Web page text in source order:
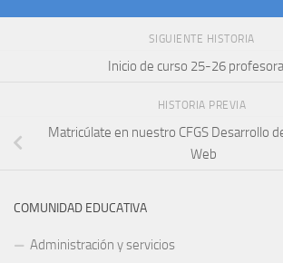
SIGUIENTE HISTORIA
Inicio de curso 25-26
HISTORIA PREVIA
Matricúlate en nuestro CFGS Desarrollo
Web
COMUNIDAD EDUCATIVA
Administración y servicios